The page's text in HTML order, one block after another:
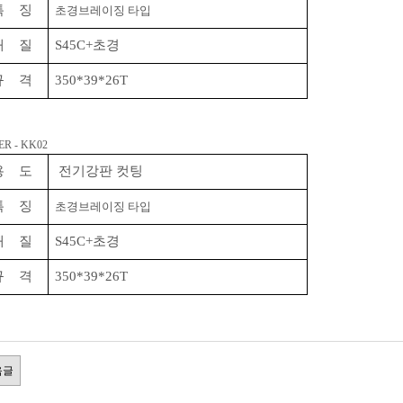
징 초경브레이징 타입
질 S45C+초경
격 350*39*26T
- KK02
도 전기강판 컷팅
징 초경브레이징 타입
질 S45C+초경
격 350*39*26T
글